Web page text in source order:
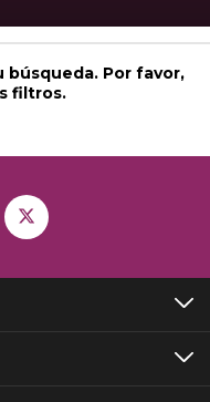
búsqueda. Por favor,
filtros.